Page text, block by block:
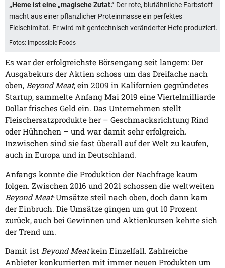
„Heme ist eine „magische Zutat.“ Der rote, blutähnliche Farbstoff
macht aus einer pflanzlicher Proteinmasse ein perfektes
Fleischimitat. Er wird mit gentechnisch veränderter Hefe produziert.
Fotos: Impossible Foods
Es war der erfolgreichste Börsengang seit langem: Der
Ausgabekurs der Aktien schoss um das Dreifache nach
oben, Beyond Meat, ein 2009 in Kalifornien gegründetes
Startup, sammelte Anfang Mai 2019 eine Viertelmilliarde
Dollar frisches Geld ein. Das Unternehmen stellt
Fleischersatzprodukte her – Geschmacksrichtung Rind
oder Hühnchen – und war damit sehr erfolgreich.
Inzwischen sind sie fast überall auf der Welt zu kaufen,
auch in Europa und in Deutschland.
Anfangs konnte die Produktion der Nachfrage kaum
folgen. Zwischen 2016 und 2021 schossen die weltweiten
Beyond Meat-Umsätze steil nach oben, doch dann kam
der Einbruch. Die Umsätze gingen um gut 10 Prozent
zurück, auch bei Gewinnen und Aktienkursen kehrte sich
der Trend um.
Damit ist Beyond Meatkein Einzelfall. Zahlreiche
Anbieter konkurrierten mit immer neuen Produkten um